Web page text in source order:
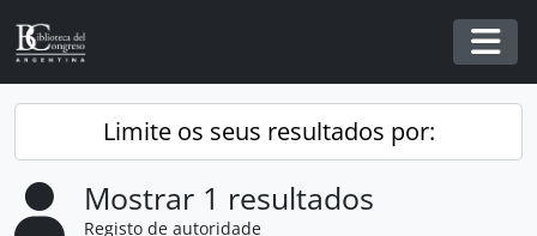
Skip to main content
Limite os seus resultados por:
Mostrar 1 resultados
Registo de autoridade